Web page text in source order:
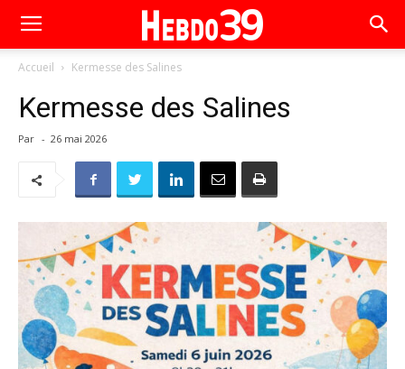
Accueil Kermesse des Salines
Kermesse des Salines
Par - 26 mai 2026